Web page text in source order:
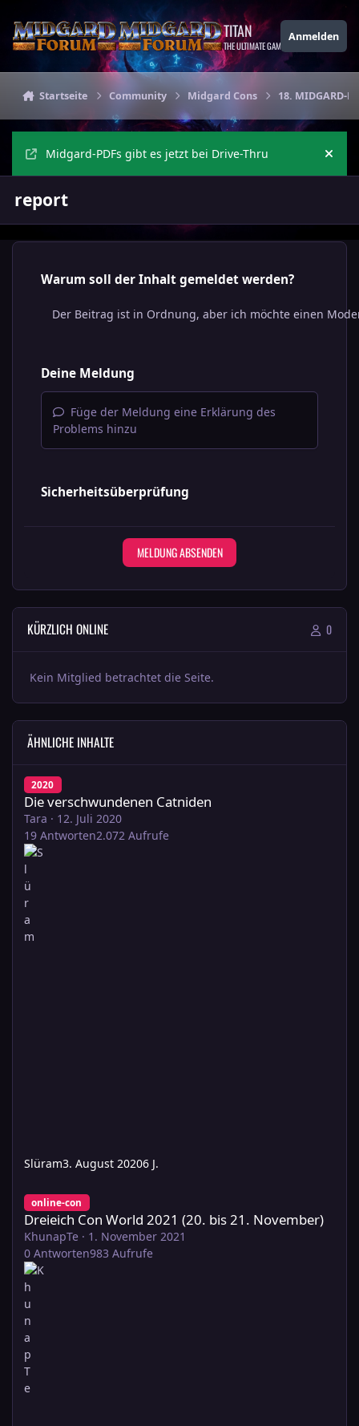
TITAN
THE ULTIMATE GAMING THEME
Anmelden
Startseite Community Midgard Cons 18. MIDGARD-
Midgard-PDFs gibt es jetzt bei Drive-Thru
report
Warum soll der Inhalt gemeldet werden?
Deine Meldung
Füge der Meldung eine Erklärung des
Problems hinzu
Sicherheitsüberprüfung
MELDUNG ABSENDEN
KÜRZLICH ONLINE 0
Kein Mitglied betrachtet die Seite.
ÄHNLICHE INHALTE
2020
Die verschwundenen Catniden
Tara · 12. Juli 2020
19 Antworten2.072 Aufrufe
Slüram3. August 20206 J.
online-con
Dreieich Con World 2021 (20. bis 21. November)
KhunapTe · 1. November 2021
0 Antworten983 Aufrufe